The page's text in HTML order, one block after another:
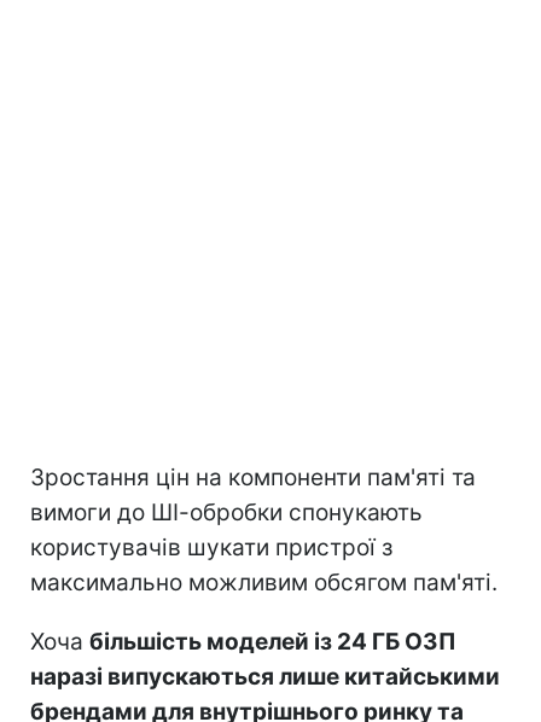
Зростання цін на компоненти пам'яті та
вимоги до ШІ-обробки спонукають
користувачів шукати пристрої з
максимально можливим обсягом пам'яті.
Хоча більшість моделей із 24 ГБ ОЗП
наразі випускаються лише китайськими
брендами для внутрішнього ринку та